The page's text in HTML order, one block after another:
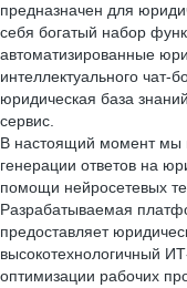
предназначен для
себя богатый набор
автоматизированные
интеллектуального чат-
юридическая база
сервис.
В настоящий момент мы
генерации ответов на
помощи нейросетевых
Разрабатываемая
предоставляет
высокотехнологичный
оптимизации рабочих